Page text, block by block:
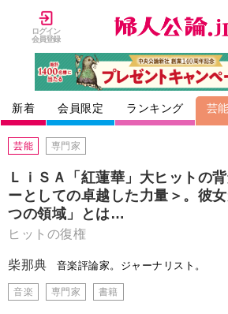
ログイン
会員登録
新着 会員限定 ランキング 芸能
芸能 専門家
ＬｉＳＡ「紅蓮華」大ヒットの
ーとしての卓越した力量＞。彼
つの領域」とは…
ヒットの復権
柴那典 音楽評論家。ジャーナリスト。
音楽 専門家 書籍